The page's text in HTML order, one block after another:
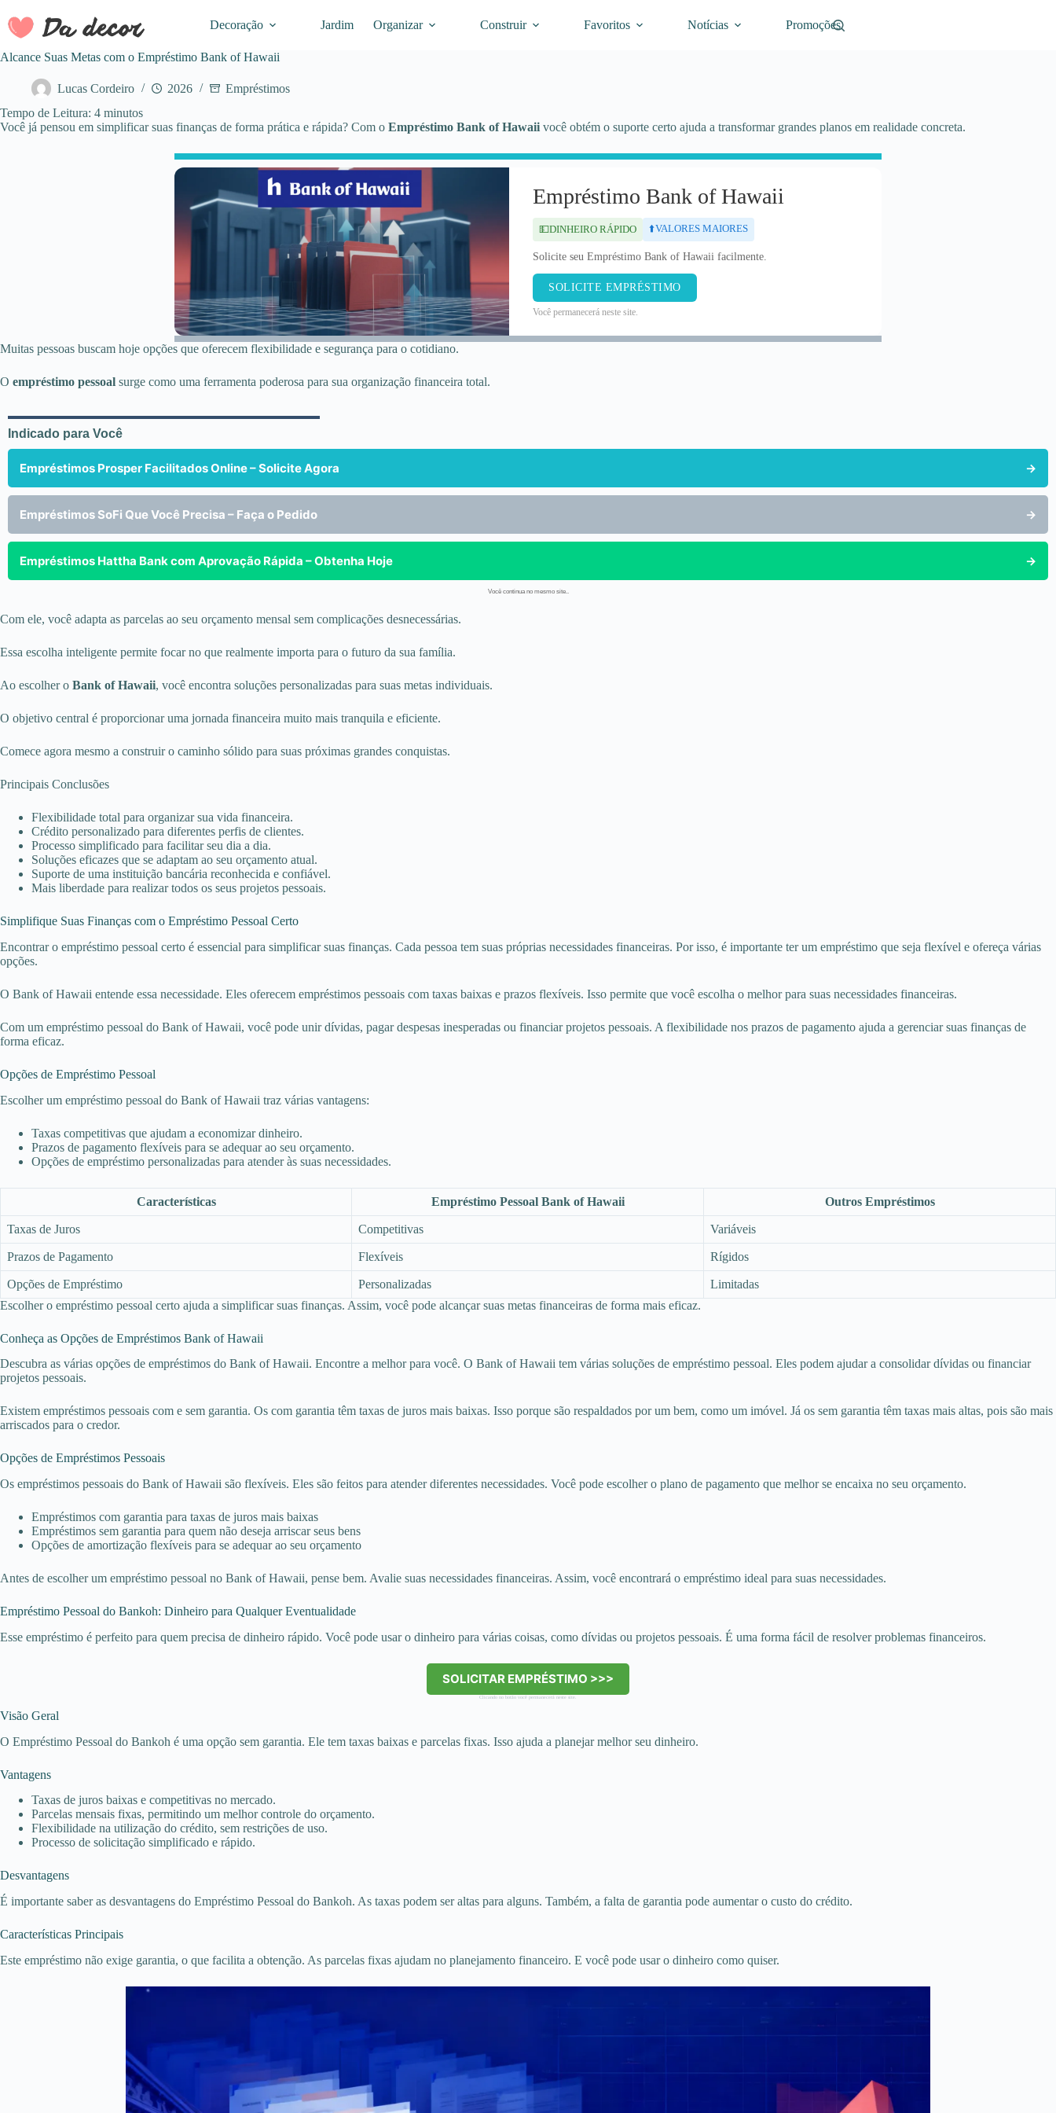
para
Decoração Jardim Organizar Construir Favoritos Notícias Promoções
Alcance Suas Metas com o Empréstimo Bank of Hawaii
Lucas Cordeiro 2026
Empréstimos
Tempo de Leitura: 4 minutos
Você já pensou em simplificar suas finanças de forma prática e rápida? Com o Empréstimo Bank of Hawaii você obtém o suporte certo ajuda a transformar grandes planos em realidade concreta.
Empréstimo Bank of Hawaii
💵DINHEIRO RÁPIDO ⬆️VALORES MAIORES
Solicite seu Empréstimo Bank of Hawaii facilmente.
SOLICITE EMPRÉSTIMO
Você permanecerá neste site.
Muitas pessoas buscam hoje opções que oferecem flexibilidade e segurança para o cotidiano.
O empréstimo pessoal surge como uma ferramenta poderosa para sua organização financeira total.
Indicado para Você
Empréstimos Prosper Facilitados Online – Solicite Agora →
Empréstimos SoFi Que Você Precisa – Faça o Pedido →
Empréstimos Hattha Bank com Aprovação Rápida – Obtenha Hoje →
Você continua no mesmo site..
Com ele, você adapta as parcelas ao seu orçamento mensal sem complicações desnecessárias.
Essa escolha inteligente permite focar no que realmente importa para o futuro da sua família.
Ao escolher o Bank of Hawaii, você encontra soluções personalizadas para suas metas individuais.
O objetivo central é proporcionar uma jornada financeira muito mais tranquila e eficiente.
Comece agora mesmo a construir o caminho sólido para suas próximas grandes conquistas.
Principais Conclusões
Flexibilidade total para organizar sua vida financeira.
Crédito personalizado para diferentes perfis de clientes.
Processo simplificado para facilitar seu dia a dia.
Soluções eficazes que se adaptam ao seu orçamento atual.
Suporte de uma instituição bancária reconhecida e confiável.
Mais liberdade para realizar todos os seus projetos pessoais.
Simplifique Suas Finanças com o Empréstimo Pessoal Certo
Encontrar o empréstimo pessoal certo é essencial para simplificar suas finanças. Cada pessoa tem suas próprias necessidades financeiras. Por isso, é importante ter um empréstimo que seja flexível e ofereça várias
opções.
O Bank of Hawaii entende essa necessidade. Eles oferecem empréstimos pessoais com taxas baixas e prazos flexíveis. Isso permite que você escolha o melhor para suas necessidades financeiras.
Com um empréstimo pessoal do Bank of Hawaii, você pode unir dívidas, pagar despesas inesperadas ou financiar projetos pessoais. A flexibilidade nos prazos de pagamento ajuda a gerenciar suas finanças de
forma eficaz.
Opções de Empréstimo Pessoal
Escolher um empréstimo pessoal do Bank of Hawaii traz várias vantagens:
Taxas competitivas que ajudam a economizar dinheiro.
Prazos de pagamento flexíveis para se adequar ao seu orçamento.
Opções de empréstimo personalizadas para atender às suas necessidades.
Características Empréstimo Pessoal Bank of Hawaii Outros Empréstimos
Taxas de Juros Competitivas Variáveis
Prazos de Pagamento Flexíveis Rígidos
Opções de Empréstimo Personalizadas
Limitadas
Escolher o empréstimo pessoal certo ajuda a simplificar suas finanças. Assim, você pode alcançar suas metas financeiras de forma mais eficaz.
Conheça as Opções de Empréstimos Bank of Hawaii
Descubra as várias opções de empréstimos do Bank of Hawaii. Encontre a melhor para você. O Bank of Hawaii tem várias soluções de empréstimo pessoal. Eles podem ajudar a consolidar dívidas ou financiar
projetos pessoais.
Existem empréstimos pessoais com e sem garantia. Os com garantia têm taxas de juros mais baixas. Isso porque são respaldados por um bem, como um imóvel. Já os sem garantia têm taxas mais altas, pois são mais
arriscados para o credor.
Opções de Empréstimos Pessoais
Os empréstimos pessoais do Bank of Hawaii são flexíveis. Eles são feitos para atender diferentes necessidades. Você pode escolher o plano de pagamento que melhor se encaixa no seu orçamento.
Empréstimos com garantia para taxas de juros mais baixas
Empréstimos sem garantia para quem não deseja arriscar seus bens
Opções de amortização flexíveis para se adequar ao seu orçamento
Antes de escolher um empréstimo pessoal no Bank of Hawaii, pense bem. Avalie suas necessidades financeiras. Assim, você encontrará o empréstimo ideal para suas necessidades.
Empréstimo Pessoal do Bankoh: Dinheiro para Qualquer Eventualidade
Esse empréstimo é perfeito para quem precisa de dinheiro rápido. Você pode usar o dinheiro para várias coisas, como dívidas ou projetos pessoais. É uma forma fácil de resolver problemas financeiros.
SOLICITAR EMPRÉSTIMO >>>
Clicando no botão você permanecerá neste site.
Visão Geral
O Empréstimo Pessoal do Bankoh é uma opção sem garantia. Ele tem taxas baixas e parcelas fixas. Isso ajuda a planejar melhor seu dinheiro.
Vantagens
Taxas de juros baixas e competitivas no mercado.
Parcelas mensais fixas, permitindo um melhor controle do orçamento.
Flexibilidade na utilização do crédito, sem restrições de uso.
Processo de solicitação simplificado e rápido.
Desvantagens
É importante saber as desvantagens do Empréstimo Pessoal do Bankoh. As taxas podem ser altas para alguns. Também, a falta de garantia pode aumentar o custo do crédito.
Características Principais
Este empréstimo não exige garantia, o que facilita a obtenção. As parcelas fixas ajudam no planejamento financeiro. E você pode usar o dinheiro como quiser.